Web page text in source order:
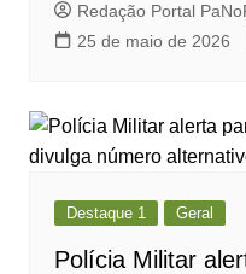
Redação Portal
25 de maio de 2026
Destaque 1 Geral
Polícia Militar